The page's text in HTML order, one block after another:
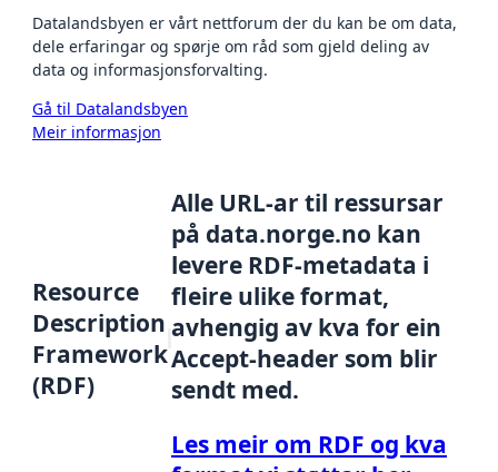
Datalandsbyen er vårt nettforum der du kan be om data,
dele erfaringar og spørje om råd som gjeld deling av
data og informasjonsforvalting.
Gå til Datalandsbyen
Meir informasjon
Resource
Description
Framework
(RDF)
Alle URL-ar til ressursar
på data.norge.no kan
levere RDF-metadata i
fleire ulike format,
avhengig av kva for ein
Accept-header som blir
sendt med.
Les meir om RDF og kva